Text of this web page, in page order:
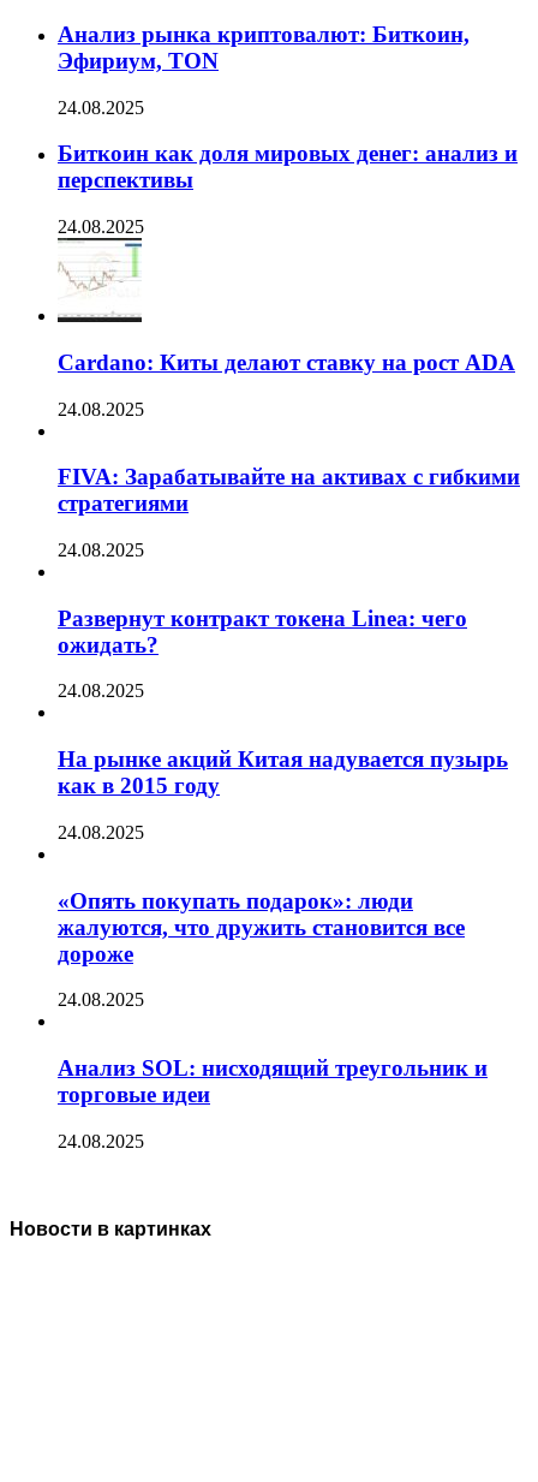
Анализ рынка криптовалют: Биткоин,
Эфириум, TON
24.08.2025
Биткоин как доля мировых денег: анализ и
перспективы
24.08.2025
Cardano: Киты делают ставку на рост ADA
24.08.2025
FIVA: Зарабатывайте на активах с гибкими
стратегиями
24.08.2025
Развернут контракт токена Linea: чего
ожидать?
24.08.2025
На рынке акций Китая надувается пузырь
как в 2015 году
24.08.2025
«Опять покупать подарок»: люди
жалуются, что дружить становится все
дороже
24.08.2025
Анализ SOL: нисходящий треугольник и
торговые идеи
24.08.2025
Новости в картинках